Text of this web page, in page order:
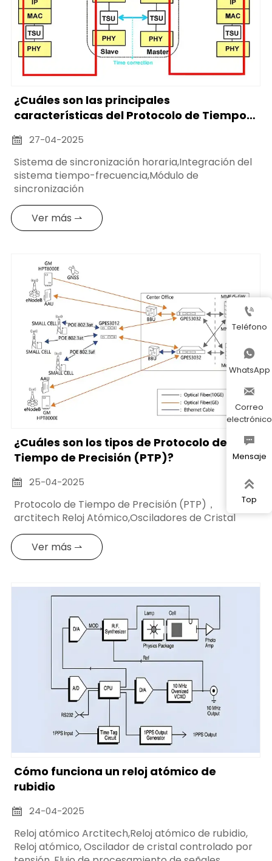
¿Cuáles son las principales
características del Protocolo de Tiempo
 27-04-2025
Sistema de sincronización horaria,Integración del
sistema tiempo-frecuencia,Módulo de
sincronización
Ver más ⇀
¿Cuáles son los tipos de Protocolo de
Tiempo de Precisión (PTP)?
 25-04-2025
Protocolo de Tiempo de Precisión (PTP)，
arctitech Reloj Atómico,Osciladores de Cristal
Ver más ⇀
Cómo funciona un reloj atómico de
rubidio
 24-04-2025
Reloj atómico Arctitech,Reloj atómico de rubidio,
Reloj atómico, Oscilador de cristal controlado por

Teléfono

WhatsApp

Correo
electrónico

Mensaje

Top